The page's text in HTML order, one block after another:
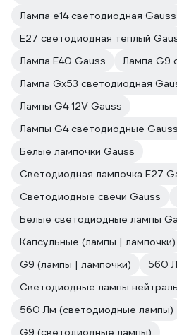
Лампа е14 светодиодная Gauss
E27 светодиодная теплый
Лампа E40 Gauss
Лампа G9
Лампа Gx53 светодиодная
Лампы G4 12V Gauss
Лампы G4 светодиодные Gauss
Белые лампочки Gauss
Светодиодная лампочка E27
Светодиодные свечи Gauss
Белые светодиодные лампы
Капсульные (лампы | лампочки)
G9 (лампы | лампочки)
560
560 Лм (светодиодные лампы)
G9 (светодиодные лампы)